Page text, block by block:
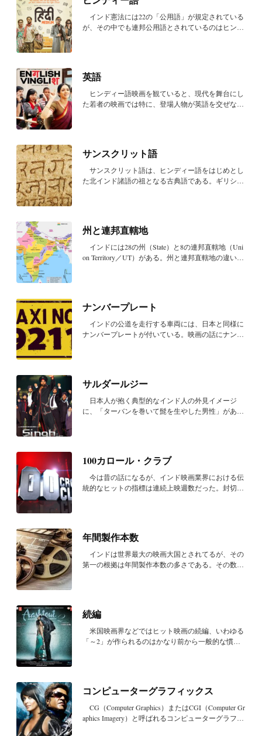
インド憲法には22の「公用語」が規定されている
が、その中でも連邦公用語とされているのはヒンデ
英語
ヒンディー語映画を観ていると、現代を舞台にし
た若者の映画では特に、登場人物が英語を交ぜなが
サンスクリット語
サンスクリット語は、ヒンディー語をはじめとし
た北インド諸語の祖となる古典語である。ギリシア
州と連邦直轄地
インドには28の州（State）と8の連邦直轄地（Uni
on Territory／UT）がある。州と連邦直轄地の違い
ナンバープレート
インドの公道を走行する車両には、日本と同様に
ナンバープレートが付いている。映画の話にナンバ
サルダールジー
日本人が抱く典型的なインド人の外見イメージ
に、「ターバンを巻いて髭を生やした男性」があ
100カロール・クラブ
今は昔の話になるが、インド映画業界における伝
統的なヒットの指標は連続上映週数だった。封切り
年間製作本数
インドは世界最大の映画大国とされてるが、その
第一の根拠は年間製作本数の多さである。その数は
続編
米国映画界などではヒット映画の続編、いわゆる
「～2」が作られるのはかなり前から一般的な慣習
コンピューターグラフィックス
CG（Computer Graphics）またはCGI（Computer Gr
aphics Imagery）と呼ばれるコンピューターグラフィ